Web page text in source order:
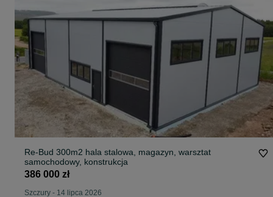
Re-Bud 300m2 hala stalowa, magazyn, warsztat
samochodowy, konstrukcja
386 000 zł
Szczury - 14 lipca 2026